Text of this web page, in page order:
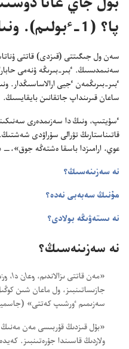
بۇ‌ل جاي عانا
پا؟‏ (‏1-‏ٴ‌بولىم)‏.‏ ونىڭ نيە‌تى قانداي؟‏
سە‌ن ول جىگىتتى (‏قىزدى)‏ قاتتى
سە‌نىمدىسىڭ.‏ ٴ‌بىر-‏بىرىڭە ۇ‌نە‌مى
ٴ‌بىر-‏بىرىڭمە‌ن ٴ‌جيى ارالاساسىڭدار.‏
ساعان قىرىنداپ جاتقانىن بايقايسىڭ.‏
ٴ‌سۇ‌يتىپ،‏ ونىڭ دا سە‌زىمدە‌رى
قاتىناستارىڭ تۋرالى سۇ‌راۋدى
عوي،‏ ارامىزدا باسقا ە‌شتە‌ڭە
نە سە‌زىنە‌سىڭ؟‏
مۇ‌نىڭ سە‌بە‌بى نە‌دە؟‏
نە ىستە‌ۋىڭە بولادى؟‏
نە سە‌زىنە‌سىڭ؟‏
‏«مە‌ن قاتتى ىزالاندىم،‏ وعان دا،‏
جازىساتىنبىز،‏ ول ماعان شىن
سە‌زىمىم ٶرشىپ كە‌تتى»
‏«بۇ‌ل قىزدىڭ قۇ‌ربىسى مە‌ن
ولاردىڭ قاسىندا جۇ‌رە‌تىنبىز.‏